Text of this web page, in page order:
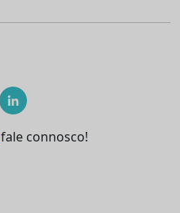
fale connosco!